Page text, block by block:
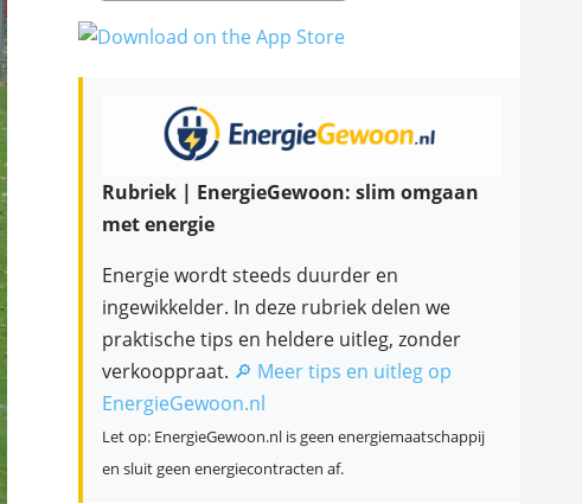
Rubriek | EnergieGewoon: slim omgaan
met energie
Energie wordt steeds duurder en
ingewikkelder. In deze rubriek delen we
praktische tips en heldere uitleg, zonder
verkooppraat. 🔎 Meer tips en uitleg op
EnergieGewoon.nl
Let op: EnergieGewoon.nl is geen energiemaatschappij
en sluit geen energiecontracten af.